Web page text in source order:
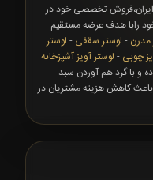
ایران،فروش تخصصی خود در
رابا هدف عرضه مستقیم
مدرن - لوستر سقفی - لوستر
چوبی - لوستر آویز آشپزخانه
و با گرد هم آوردن سبد
کاهش هزینه مشتریان در